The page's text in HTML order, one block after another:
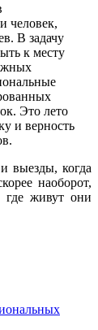
человек,
В задачу
к месту
Это лето
и верность
выезды, когда
наоборот,
где живут они